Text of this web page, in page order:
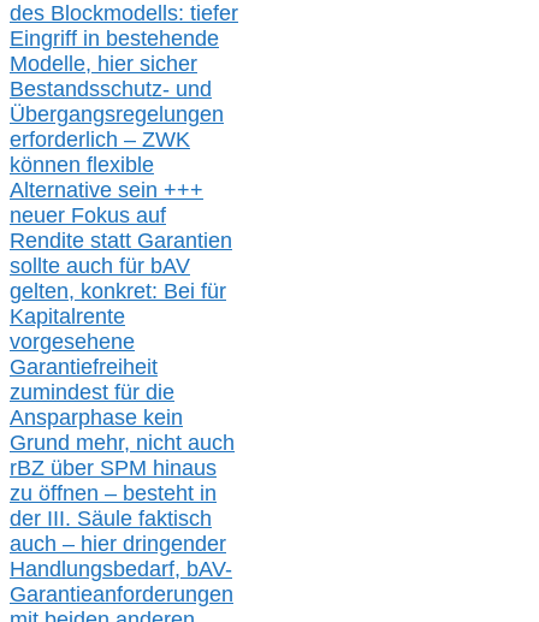
des Blockmodells: tiefer
Eingriff in bestehende
Modelle, hier sicher
Bestandsschutz- und
Übergangsregelungen
erforderlich – ZWK
können flexible
Alternative sein +++
neuer Fokus auf
Rendite statt Garantien
sollte auch für bAV
gelten, konkret: Bei für
Kapitalrente
vorgesehene
Garantiefreiheit
zumindest für die
Ansparphase kein
Grund mehr, nicht auch
rBZ über SPM hinaus
zu öffnen – besteht in
der III. Säule faktisch
auch – hier dringender
Handlungsbedarf, bAV-
Garantieanforderungen